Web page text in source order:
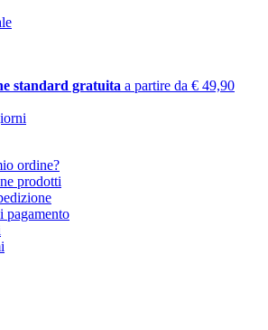
standard gratuita a partire da € 49,90
ordine?
prodotti
pagamento